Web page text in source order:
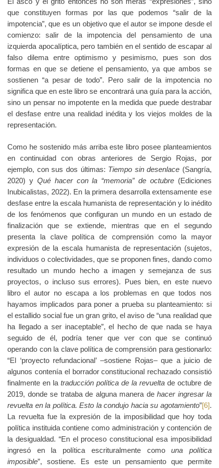
que constituyen formas por las que podemos “salir de la
impotencia”, que es un objetivo que el autor se impone desde el
comienzo: salir de la impotencia del pensamiento de una
izquierda apocalíptica, pero también en el sentido de escapar al
falso dilema entre optimismo y pesimismo, pues son dos
formas en que se detiene el pensamiento, ya que ambos se
sostienen “a pesar de todo”. Pero salir de la impotencia no
significa que en este libro se encontrará una guía para la acción,
sino un pensar no impotente en la medida que puede destrabar
el desfase entre una realidad inédita y los viejos moldes de la
representación.
Como he sostenido más arriba este libro posee planteamientos
en continuidad con obras anteriores de Sergio Rojas, por
ejemplo, con sus dos últimas: Tiempo sin desenlace (Sangría,
2020) y Qué hacer con la “memoria” de octubre (Ediciones
Inubicalistas, 2022). En la primera desarrolla extensamente ese
desfase entre la escala humanista de representación y lo inédito
de los fenómenos que configuran un mundo en un estado de
finalización que se extiende, mientras que en el segundo
presenta la clave política de comprensión como la mayor
expresión de la escala humanista de representación (sujetos,
individuos o colectividades, que se proponen fines, dando como
resultado un mundo hecho a imagen y semejanza de sus
proyectos, o incluso sus errores). Pues bien, en este nuevo
libro el autor no escapa a los problemas en que todos nos
hayamos implicados para poner a prueba su planteamiento: si
el estallido social fue un gran grito, el aviso de “una realidad que
ha llegado a ser inaceptable”, el hecho de que nada se haya
seguido de él, podría tener que ver con que se continuó
operando con la clave política de comprensión para gestionarlo:
“El ‘proyecto refundacional’ ‒sostiene Rojas‒ que a juicio de
algunos contenía el borrador constitucional rechazado consistió
finalmente en la traducción política de la revuelta de octubre de
2019, donde se trataba de alguna manera de hacer ingresar la
revuelta en la política. Esto la condujo hacia su agotamiento”[6].
La revuelta fue la expresión de la imposibilidad que hoy toda
política instituida contiene como administración y contención de
la desigualdad. “En el proceso constitucional esa imposibilidad
ingresó en la política escrituralmente comouna política
imposible”, sostiene. Es este un pensamiento que permite